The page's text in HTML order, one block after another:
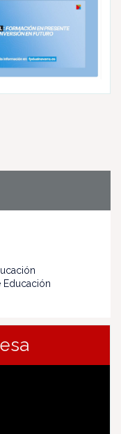
Educación